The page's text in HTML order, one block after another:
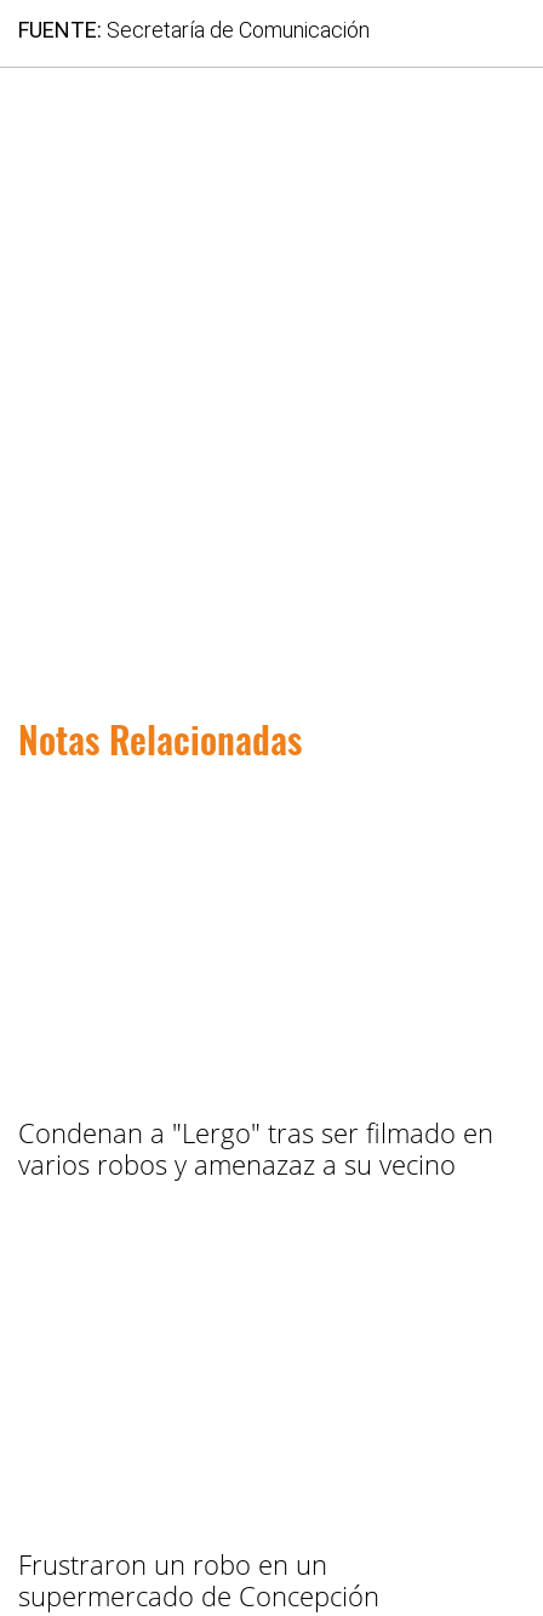
FUENTE: Secretaría de Comunicación
Notas Relacionadas
Condenan a "Lergo" tras ser filmado en
varios robos y amenazaz a su vecino
Frustraron un robo en un
supermercado de Concepción